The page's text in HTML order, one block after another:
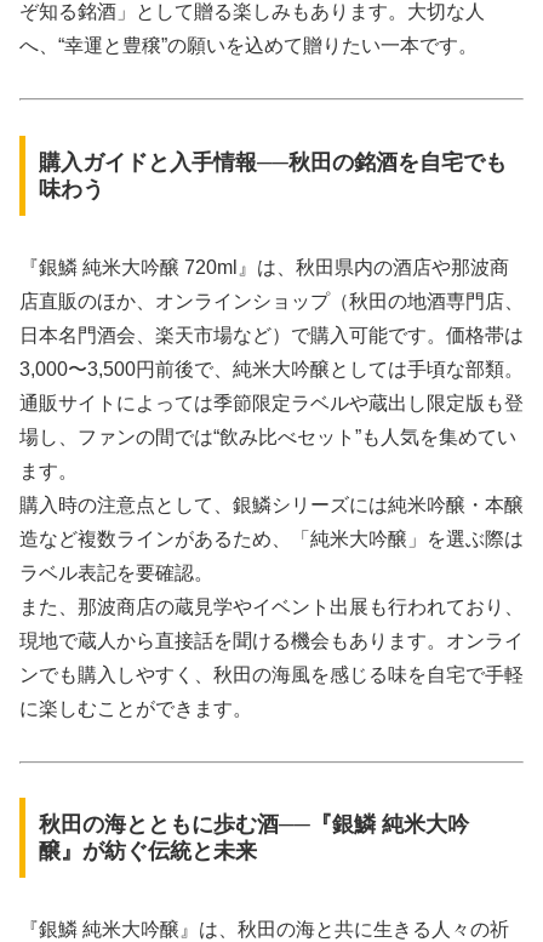
ぞ知る銘酒」として贈る楽しみもあります。大切な人
へ、“幸運と豊穣”の願いを込めて贈りたい一本です。
購入ガイドと入手情報──秋田の銘酒を自宅でも
味わう
『銀鱗 純米大吟醸 720ml』は、秋田県内の酒店や那波商
店直販のほか、オンラインショップ（秋田の地酒専門店、
日本名門酒会、楽天市場など）で購入可能です。価格帯は
3,000〜3,500円前後で、純米大吟醸としては手頃な部類。
通販サイトによっては季節限定ラベルや蔵出し限定版も登
場し、ファンの間では“飲み比べセット”も人気を集めてい
ます。
購入時の注意点として、銀鱗シリーズには純米吟醸・本醸
造など複数ラインがあるため、「純米大吟醸」を選ぶ際は
ラベル表記を要確認。
また、那波商店の蔵見学やイベント出展も行われており、
現地で蔵人から直接話を聞ける機会もあります。オンライ
ンでも購入しやすく、秋田の海風を感じる味を自宅で手軽
に楽しむことができます。
秋田の海とともに歩む酒──『銀鱗 純米大吟
醸』が紡ぐ伝統と未来
『銀鱗 純米大吟醸』は、秋田の海と共に生きる人々の祈